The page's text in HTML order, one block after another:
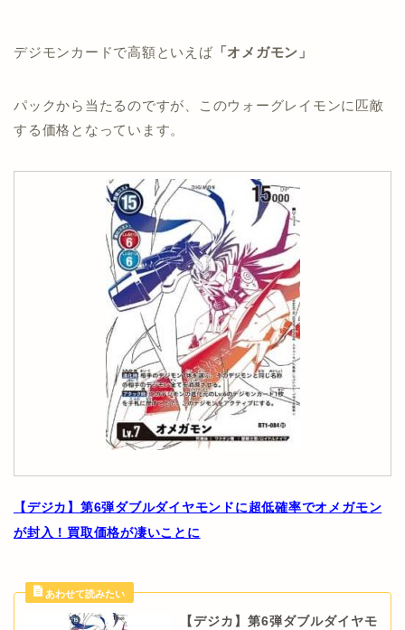
デジモンカードで高額といえば 「オメガモン」
パックから当たるのですが、このウォーグレイモンに匹敵
する価格となっています。
【デジカ】第6弾ダブルダイヤモンドに超低確率でオメガモン
が封入！買取価格が凄いことに
【デジカ】第6弾ダブルダイヤモ